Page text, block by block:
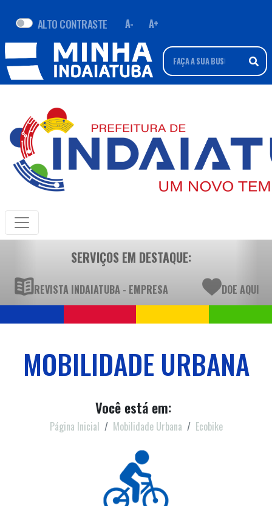
ALTO CONTRASTE A- A+
SERVIÇOS EM DESTAQUE:
REVISTA INDAIATUBA - EMPRESA DOE AQUI
MOBILIDADE URBANA
Você está em:
Página Inicial Mobilidade Urbana Ecobike